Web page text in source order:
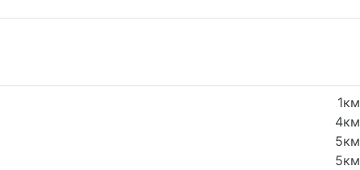
1км
4км
5км
5км